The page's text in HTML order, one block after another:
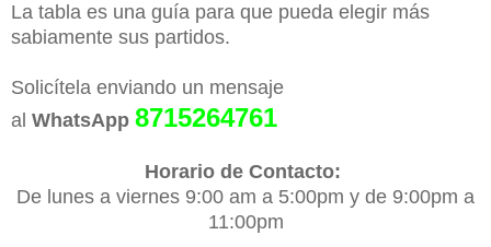
La tabla es una guía para que pueda elegir más
sabiamente sus partidos.
Solicítela enviando un mensaje
al WhatsApp 8715264761
Horario de Contacto:
De lunes a viernes 9:00 am a 5:00pm y de 9:00pm a
11:00pm